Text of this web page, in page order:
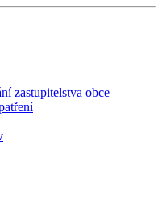
zastupitelstva obce